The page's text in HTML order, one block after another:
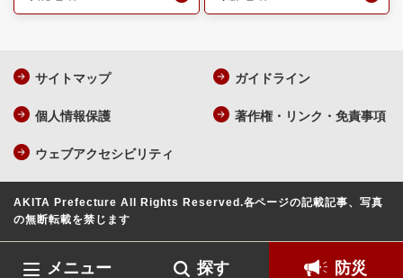
メニュー 探す 防災
サイトマップ ガイドライン
個人情報保護 著作権・リンク・免責事項
ウェブアクセシビリティ
AKITA Prefecture All Rights Reserved.各ページの記載記事、写真
の無断転載を禁じます